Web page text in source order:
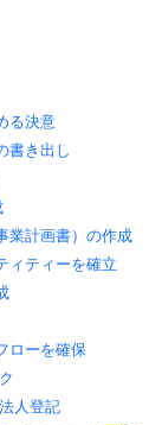
る決意
書き出し
業計画書）の作成
ィティーを確立
ローを確保
人登記